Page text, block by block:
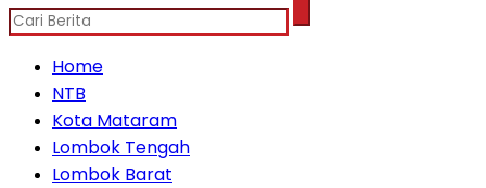
Home
NTB
Kota Mataram
Lombok Tengah
Lombok Barat